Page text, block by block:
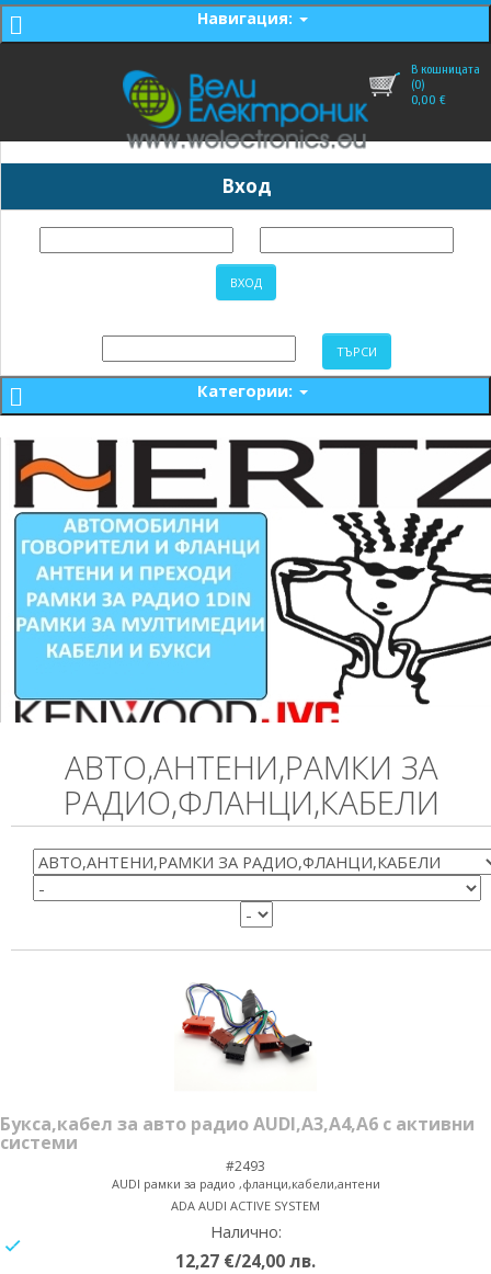
Навигация:
В кошницата
(0)
0,00 €
Вход
Категории:
АВТО,АНТЕНИ,РАМКИ ЗА
РАДИО,ФЛАНЦИ,КАБЕЛИ
Букса,кабел за авто радио AUDI,A3,A4,A6 с активни
системи
#2493
AUDI рамки за радио ,фланци,кабели,антени
ADA AUDI ACTIVE SYSTEM
Налично:
12,27 €/24,00 лв.